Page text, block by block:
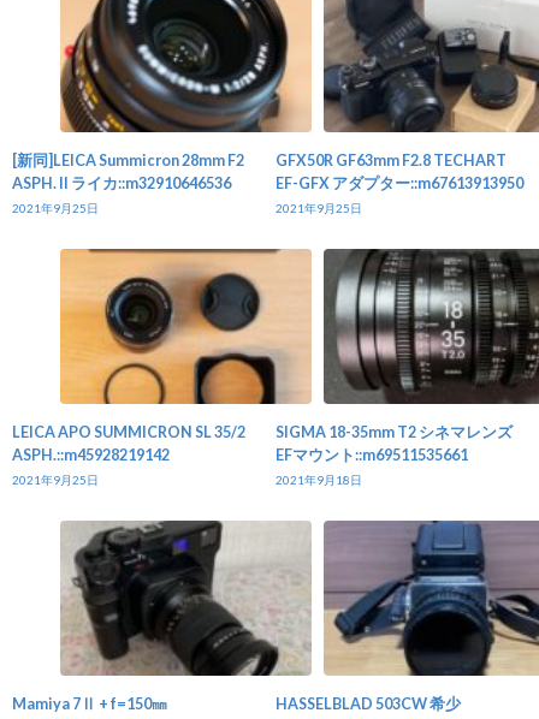
[新同]LEICA Summicron 28mm F2
ASPH. II ライカ::m32910646536
2021年9月25日
GFX50R GF63mm F2.8 TECHART
EF-GFX アダプター::m67613913950
2021年9月25日
LEICA APO SUMMICRON SL 35/2
ASPH.::m45928219142
2021年9月25日
SIGMA 18-35mm T2 シネマレンズ
EFマウント::m69511535661
2021年9月18日
Mamiya 7Ⅱ + f=150㎜
HASSELBLAD 503CW 希少